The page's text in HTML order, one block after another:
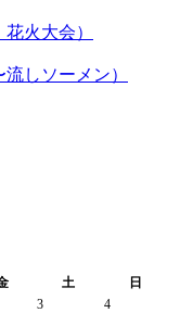
火大会）
しソーメン）
土
日
3
4